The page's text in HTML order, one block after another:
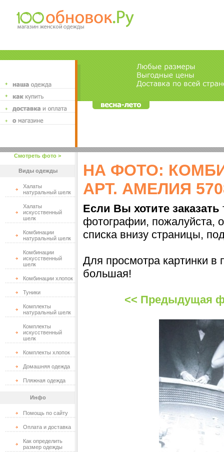
Смотреть фото >
Виды одежды
Халаты
натуральный шелк
Халаты
искусственный
шелк
Комбинации
натуральный шелк
Комбинации
искусственный
шелк
Комбинации хлопок
Туники
Комплекты
натуральный шелк
Комплекты
искусственный
шелк
Комплекты хлопок
Домашняя одежда
Пляжная одежда
Инфо
Помощь по сайту
Оплата и доставка
Как определить
размер одежды
НА ФОТО:
АРТ. АМЕЛИЯ
Если Вы хотите заказать
фотографии, пожалуйста,
списка внизу страницы,
Для просмотра картинки
большая!
<< Предыдущая